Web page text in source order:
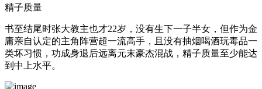
精子质量
书至结尾时张大教主也才22岁，没有生下一子半女，但作为金
庸亲自认定的主角阵营超一流高手，且没有抽烟喝酒玩毒品一
类坏习惯，功成身退后远离元末豪杰混战，精子质量至少能达
到中上水平。